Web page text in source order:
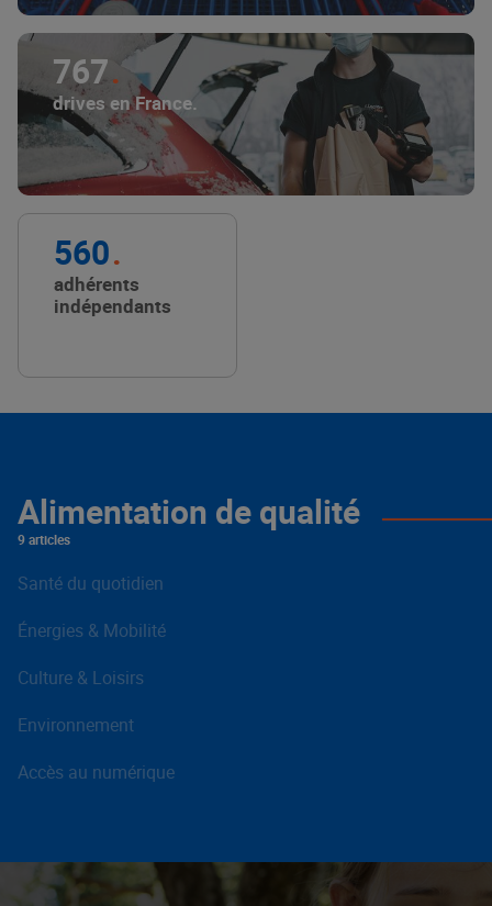
767
drives en France.
560
adhérents
indépendants
Alimentation de qualité
9 articles
Santé du quotidien
Énergies & Mobilité
Culture & Loisirs
Environnement
Accès au numérique